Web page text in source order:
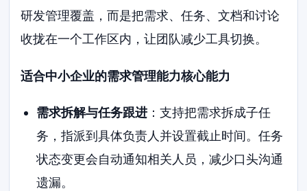
研发管理覆盖，而是把需求、任务、文档和讨论
收拢在一个工作区内，让团队减少工具切换。
适合中小企业的需求管理能力核心能力
需求拆解与任务跟进：支持把需求拆成子任
务，指派到具体负责人并设置截止时间。任务
状态变更会自动通知相关人员，减少口头沟通
遗漏。